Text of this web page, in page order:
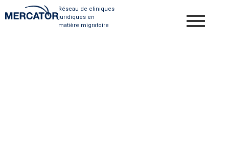
Réseau de cliniques
juridiques en
matière migratoire